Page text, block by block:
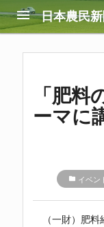
menu 日本農民
「肥
ーマに
folder イベン
（一財）肥